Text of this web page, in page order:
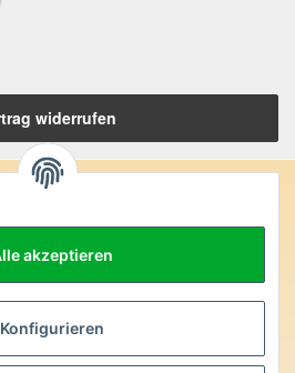
akzeptieren
Konfigurieren
widerrufen